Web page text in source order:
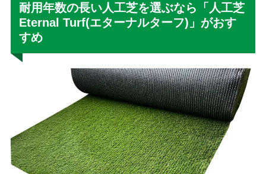
耐用年数の長い人工芝を選ぶなら「人工芝
Eternal Turf(エターナルターフ)」がおす
すめ